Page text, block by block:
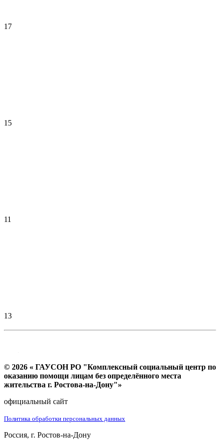
17
15
11
13
© 2026 « ГАУСОН РО "Комплексный социальный центр по
оказанию помощи лицам без определённого места
жительства г. Ростова-на-Дону"»
официальный сайт
Политика обработки персональных данных
Россия, г. Ростов-на-Дону